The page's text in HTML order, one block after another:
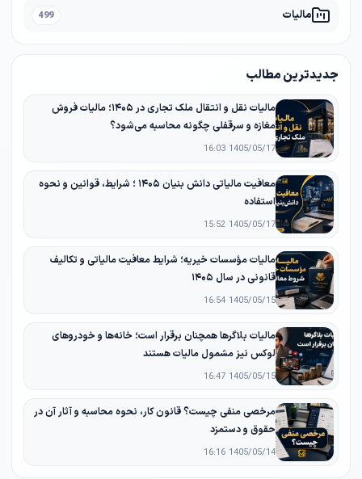
مالیات 499
جدیدترین مطالب
مالیات نقل و انتقال ملک تجاری در ۱۴۰۵؛ مالیات فروش
مغازه و سرقفلی چگونه محاسبه می‌شود؟
1405/05/17 16:03
معافیت مالیاتی دانش‌ بنیان ۱۴۰۵ ؛ شرایط، قوانین و نحوه
استفاده
1405/05/17 15:52
مالیات مؤسسات خیریه؛ شرایط معافیت مالیاتی و تکالیف
قانونی در سال ۱۴۰۵
1405/05/15 16:54
مالیات بلاگرها همچنان برقرار است؛ خانه‌ها و خودروهای
لوکس نیز مشمول مالیات هستند
1405/05/15 16:47
مرخصی منفی چیست؟ قانون کار، نحوه محاسبه و آثار آن در
حقوق و دستمزد
1405/05/14 16:16